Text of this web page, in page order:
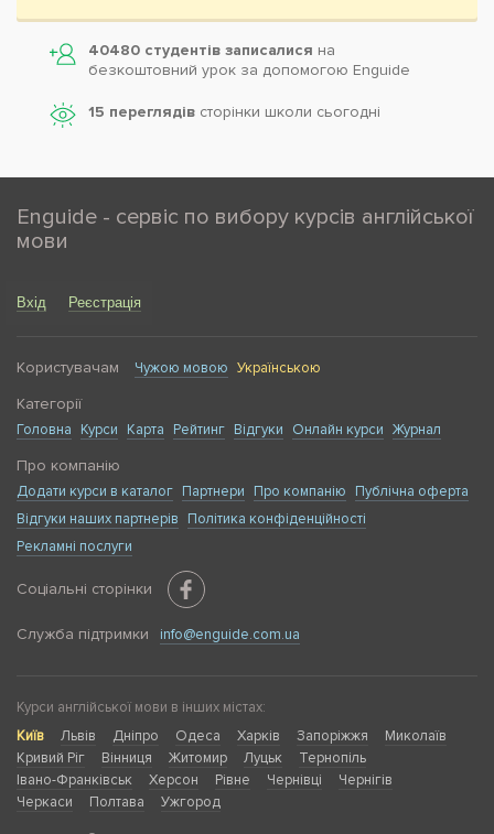
40480 студентів записалися на
безкоштовний урок за допомогою Enguide
15 переглядів сторінки школи cьогодні
Enguide - сервіс по вибору курсів англійської
мови
Вхід Реєстрація
Користувачам Чужою мовою Українською
Категорії
Головна Курси Карта Рейтинг Відгуки Онлайн курси Журнал
Про компанію
Додати курси в каталог Партнери Про компанію
Публічна оферта
Відгуки наших партнерів
Політика конфіденційності
Рекламні послуги
Соціальні сторінки
Служба підтримки info@enguide.com.ua
Курси англійської мови в інших містах:
Київ
Львів Дніпро Одеса Харків Запоріжжя
Миколаїв
Кривий Ріг
Вінниця Житомир Луцьк
Тернопіль
Івано-Франківськ
Херсон Рівне Чернівці
Чернігів
Черкаси
Полтава Ужгород